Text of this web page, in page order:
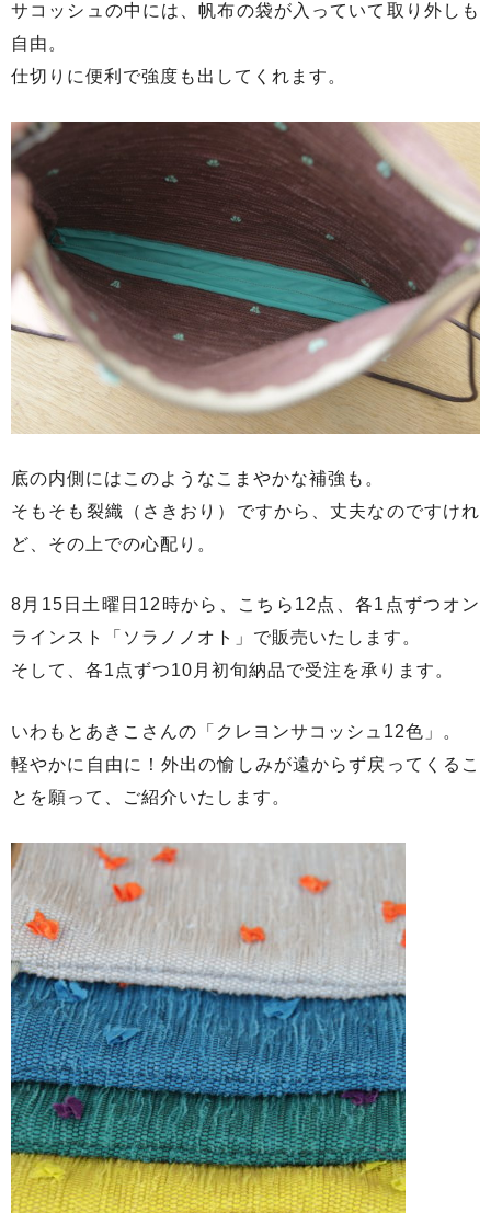
サコッシュの中には、帆布の袋が入っていて取り外しも
自由。
仕切りに便利で強度も出してくれます。
底の内側にはこのようなこまやかな補強も。
そもそも裂織（さきおり）ですから、丈夫なのですけれ
ど、その上での心配り。
8月15日土曜日12時から、こちら12点、各1点ずつオン
ラインスト「ソラノノオト」で販売いたします。
そして、各1点ずつ10月初旬納品で受注を承ります。
いわもとあきこさんの「クレヨンサコッシュ12色」。
軽やかに自由に！外出の愉しみが遠からず戻ってくるこ
とを願って、ご紹介いたします。